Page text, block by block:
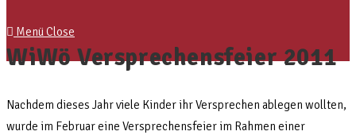
MenüClose
WiWö Versprechensfeier 2011
Nachdem dieses Jahr viele Kinder ihr Versprechen ablegen wollten,
wurde im Februar eine Versprechensfeier im Rahmen einer